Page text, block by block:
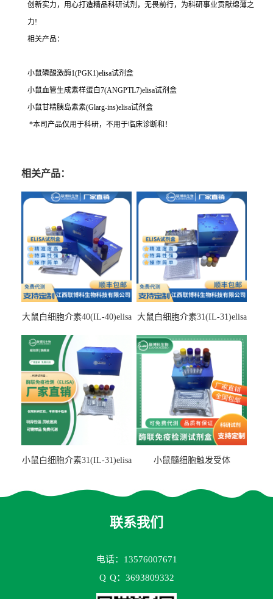
创新实力，用心打造精品科研试剂，无畏前行，为科研事业贡献绵薄之
力!
相关产品：
小鼠磷酸激酶1(PGK1)elisa试剂盒
小鼠血管生成素样蛋白7(ANGPTL7)elisa试剂盒
小鼠甘精胰岛素素(Glarg-ins)elisa试剂盒
*本司产品仅用于科研，不用于临床诊断和！
相关产品：
大鼠白细胞介素40(IL-40)elisa
大鼠白细胞介素31(IL-31)elisa
小鼠白细胞介素31(IL-31)elisa
小鼠髓细胞触发受体
联系我们
电话：13576007671
Q Q：3693809332